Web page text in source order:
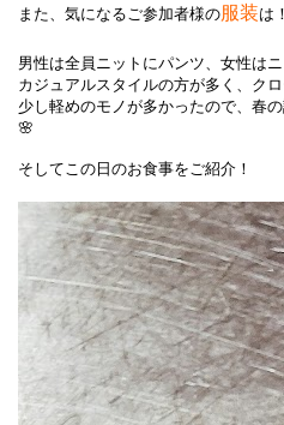
また、気になるご参加者様の服装は！
男性は全員ニットにパンツ、女性は
カジュアルスタイルの方が多く、ク
少し軽めのモノが多かったので、春
🌸
そしてこの日のお食事をご紹介！